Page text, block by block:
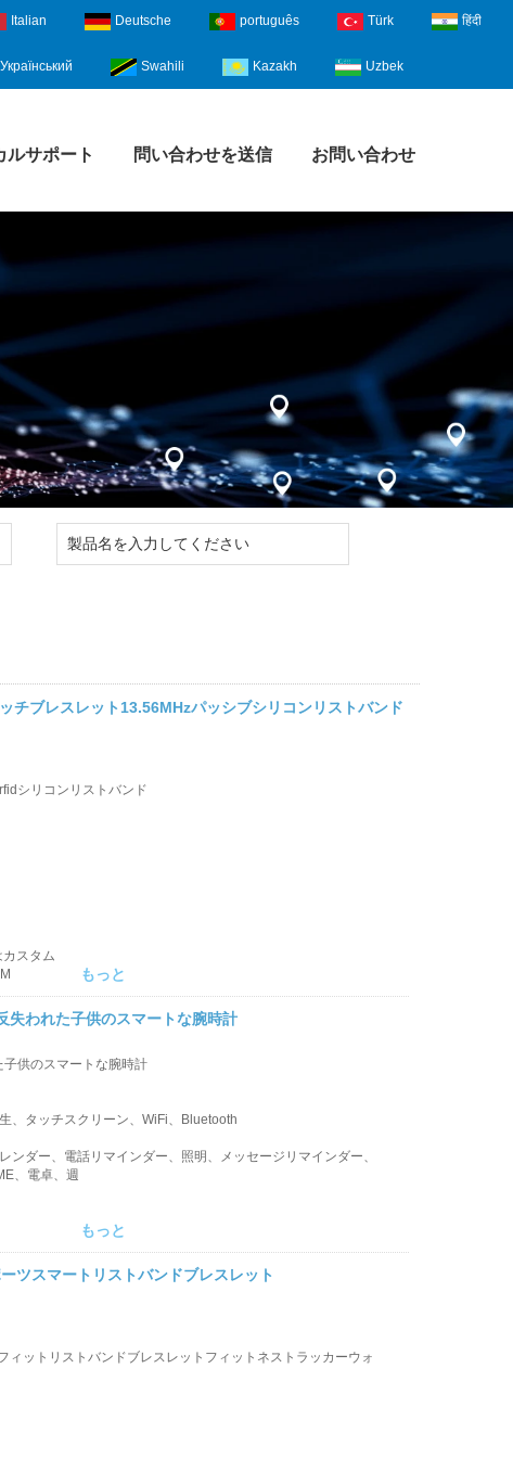
Italian Deutsche português Türk हिंदी
Український Swahili Kazakh Uzbek
ルサポート 問い合わせを送信 お問い合わせ
チブレスレット13.56MHzパッシブシリコンリストバンド
シリコンリストバンド
スタム
もっと
失われた子供のスマートな腕時計
供のスマートな腕時計
、タッチスクリーン、WiFi、Bluetooth
ダー、電話リマインダー、照明、メッセージリマインダー、
、電卓、週
もっと
ツスマートリストバンドブレスレット
ットリストバンドブレスレットフィットネストラッカーウォ